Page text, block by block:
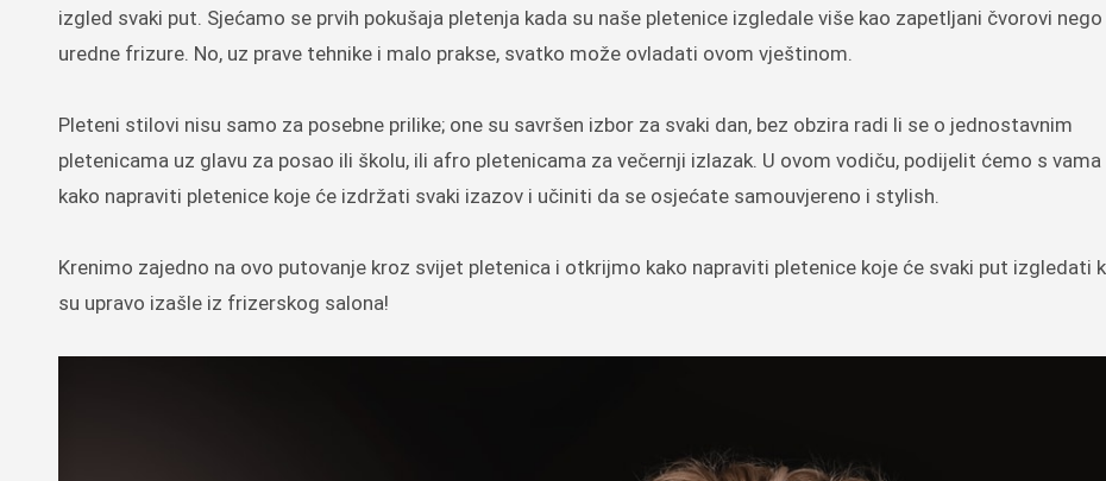
izgled svaki put. Sjećamo se prvih pokušaja pletenja kada su naše pletenice izgledale više kao zapetljani čvorovi nego
uredne frizure. No, uz prave tehnike i malo prakse, svatko može ovladati ovom vještinom.
Pleteni stilovi nisu samo za posebne prilike; one su savršen izbor za svaki dan, bez obzira radi li se o jednostavnim
pletenicama uz glavu za posao ili školu, ili afro pletenicama za večernji izlazak. U ovom vodiču, podijelit ćemo s
kako napraviti pletenice koje će izdržati svaki izazov i učiniti da se osjećate samouvjereno i stylish.
Krenimo zajedno na ovo putovanje kroz svijet pletenica i otkrijmo kako napraviti pletenice koje će svaki put izgledati
su upravo izašle iz frizerskog salona!